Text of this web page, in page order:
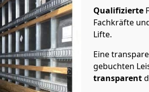
Qualifizierte
Fachkräfte
Lifte.
Eine
gebuchten
transparent